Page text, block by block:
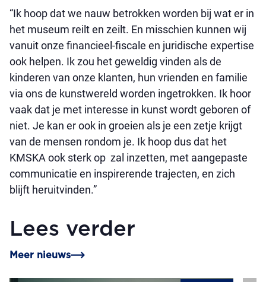
“Ik hoop dat we nauw betrokken worden bij wat er in
het museum reilt en zeilt. En misschien kunnen wij
vanuit onze financieel-fiscale en juridische expertise
ook helpen. Ik zou het geweldig vinden als de
kinderen van onze klanten, hun vrienden en familie
via ons de kunstwereld worden ingetrokken. Ik hoor
vaak dat je met interesse in kunst wordt geboren of
niet. Je kan er ook in groeien als je een zetje krijgt
van de mensen rondom je. Ik hoop dus dat het
KMSKA ook sterk op zal inzetten, met aangepaste
communicatie en inspirerende trajecten, en zich
blijft heruitvinden.”
Lees verder
Meer nieuws